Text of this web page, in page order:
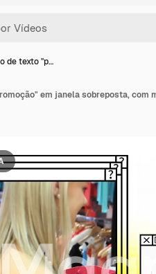
de texto "p…